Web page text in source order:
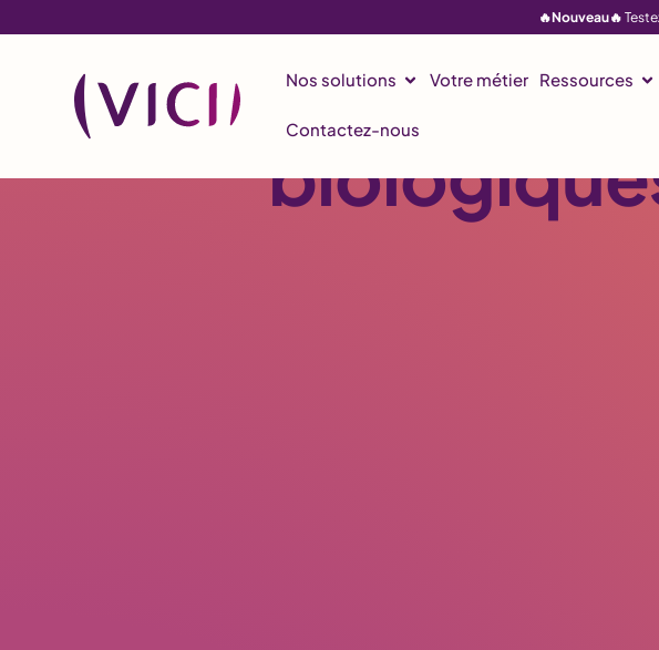
🔥Nouveau🔥
Nos solutions Votre métier Ressources
Contactez-nous
Les